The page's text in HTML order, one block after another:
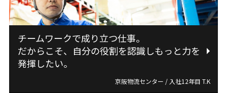
チームワークで成り立つ仕事。
だからこそ、自分の役割を認識しもっと力を
発揮したい。
京阪物流センター / 入社12年目 T.K